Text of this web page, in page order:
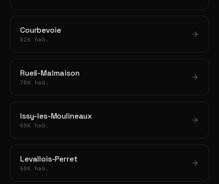
Courbevoie
82K hab.
Rueil-Malmaison
78K hab.
Issy-les-Moulineaux
69K hab.
Levallois-Perret
68K hab.